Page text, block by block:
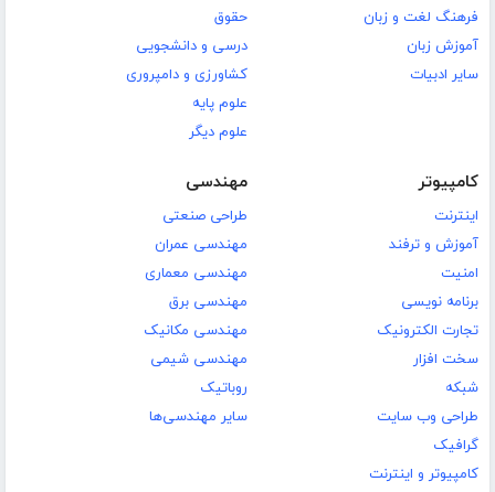
فرهنگ لغت و زبان
آموزش زبان
سایر ادبیات
حقوق
درسی و دانشجویی
کشاورزی و دامپروری
علوم پایه
علوم دیگر
کامپیوتر
اینترنت
آموزش و ترفند
امنیت
برنامه نویسی
تجارت الکترونیک
سخت افزار
شبکه
طراحی وب سایت
گرافیک
کامپیوتر و اینترنت
مهندسی
طراحی صنعتی
مهندسی عمران
مهندسی معماری
مهندسی برق
مهندسی مکانیک
مهندسی شیمی
روباتیک
سایر مهندسی‌ها